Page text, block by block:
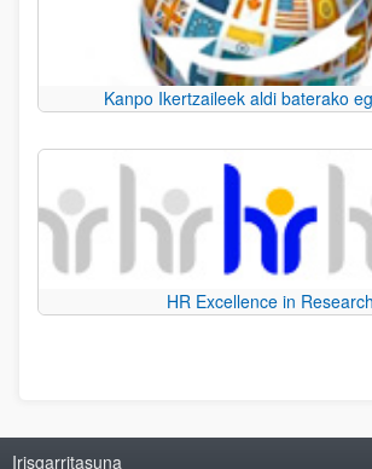
Kanpo Ikertzaileek aldi baterako
HR Excellence in Research
Irisgarritasuna